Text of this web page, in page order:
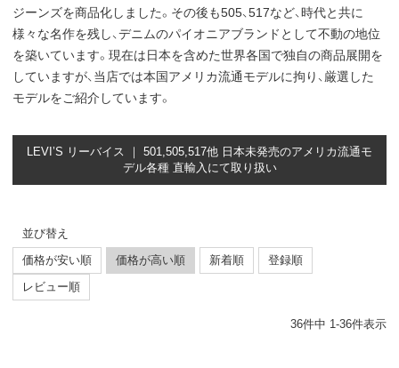
ジーンズを商品化しました。その後も505、517など、時代と共に
様々な名作を残し、デニムのパイオニアブランドとして不動の地位
を築いています。現在は日本を含めた世界各国で独自の商品展開を
していますが、当店では本国アメリカ流通モデルに拘り、厳選した
モデルをご紹介しています。
LEVI’S リーバイス ｜ 501,505,517他 日本未発売のアメリカ流通モ
デル各種 直輸入にて取り扱い
並び替え
価格が安い順
価格が高い順 新着順
登録順
レビュー順
36件中 1-36件表示